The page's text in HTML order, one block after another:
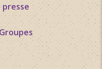
presse